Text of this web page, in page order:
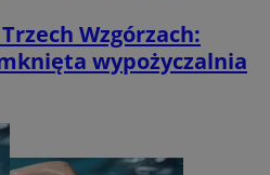
Wzgórzach:
wypożyczalnia